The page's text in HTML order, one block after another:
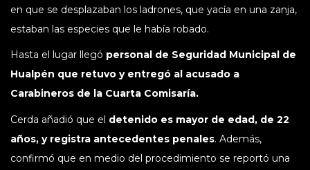
en que se desplazaban los ladrones, que yacía en una zanja,
estaban las especies que le había robado.
Hasta el lugar llegó personal de Seguridad Municipal de
Hualpén que retuvo y entregó al acusado a
Carabineros de la Cuarta Comisaría.
Cerda añadió que el detenido es mayor de edad, de 22
años, y registra antecedentes penales. Además,
confirmó que en medio del procedimiento se reportó una